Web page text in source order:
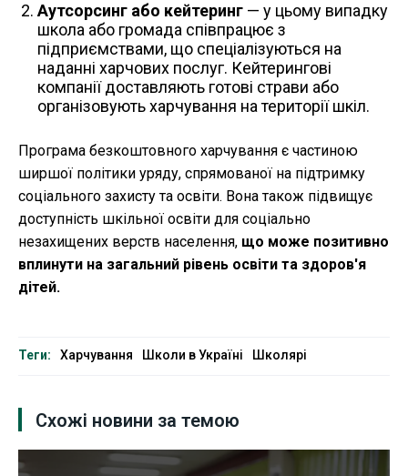
Аутсорсинг або кейтеринг — у цьому випадку
школа або громада співпрацює з
підприємствами, що спеціалізуються на
наданні харчових послуг. Кейтерингові
компанії доставляють готові страви або
організовують харчування на території шкіл.
Програма безкоштовного харчування є частиною
ширшої політики уряду, спрямованої на підтримку
соціального захисту та освіти. Вона також підвищує
доступність шкільної освіти для соціально
незахищених верств населення, що може позитивно
вплинути на загальний рівень освіти та здоров'я
дітей.
Теги: Харчування Школи в Україні Школярі
Схожі новини за темою